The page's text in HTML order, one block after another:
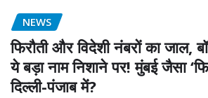
NEWS
फिरौती और विदेशी नंबरों का जाल,
ये बड़ा नाम निशाने पर! मुंबई जैसा
दिल्ली-पंजाब में?